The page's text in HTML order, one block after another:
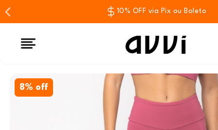
10% OFF via Pix ou Boleto
8% off